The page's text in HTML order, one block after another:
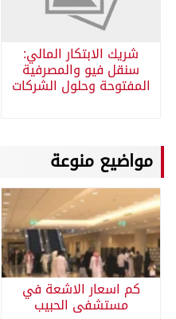
شريك الابتكار المالي:
سنقل فيو والمصرفية
المفتوحة وحلول الشركات
مواضيع منوعة
كم اسعار الاشعة في
مستشفى الحبيب